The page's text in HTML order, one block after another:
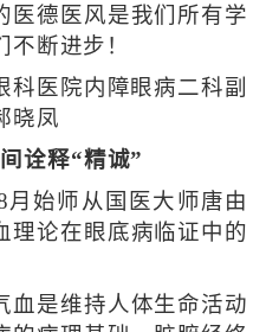
德医风是我们所有学
断进步！
科医院内障眼病二科副
晓凤
诠释“精诚”
始师从国医大师唐由
理论在眼底病临证中的
是维持人体生命活动